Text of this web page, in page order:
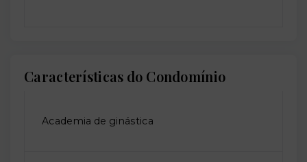
Características do Condomínio
Academia de ginástica